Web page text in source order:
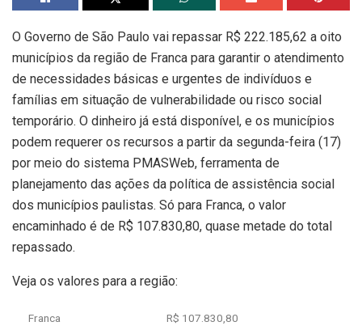
O Governo de São Paulo vai repassar R$ 222.185,62 a oito
municípios da região de Franca para garantir o atendimento
de necessidades básicas e urgentes de indivíduos e
famílias em situação de vulnerabilidade ou risco social
temporário. O dinheiro já está disponível, e os municípios
podem requerer os recursos a partir da segunda-feira (17)
por meio do sistema PMASWeb, ferramenta de
planejamento das ações da política de assistência social
dos municípios paulistas. Só para Franca, o valor
encaminhado é de R$ 107.830,80, quase metade do total
repassado.
Veja os valores para a região:
Franca R$ 107.830,80